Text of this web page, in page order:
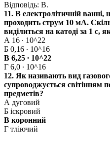
Відповідь: В.
11. В електролітичній
проходить струм 10 мА.
виділиться на катоді за 1 с,
А 16 ∙ 10^22
Б 0,16 ∙ 10^16
В 6,25 ∙ 10^22
Г 6,0 ∙ 10^16
12. Як називають вид
супроводжується світінням
предметів?
А дуговий
Б іскровий
В коронний
Г тліючий